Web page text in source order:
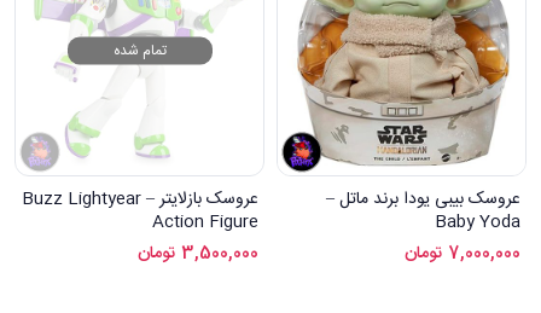
عروسک بیبی یودا برند ماتل –
Baby Yoda
7,000,000 تومان
تمام شده
عروسک بازلایتر – Buzz Lightyear
Action Figure
3,500,000 تومان